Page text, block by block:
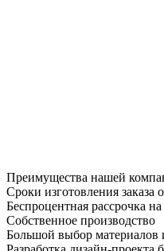
Преимущества нашей
Сроки изготовления заказа
Беспроцентная рассрочка
Собственное производство
Большой выбор